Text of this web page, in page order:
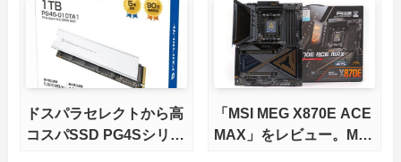
ドスパラセレクトから高
コスパSSD PG4Sシリー
「MSI MEG X870E ACE
MAX」をレビュー。M.2